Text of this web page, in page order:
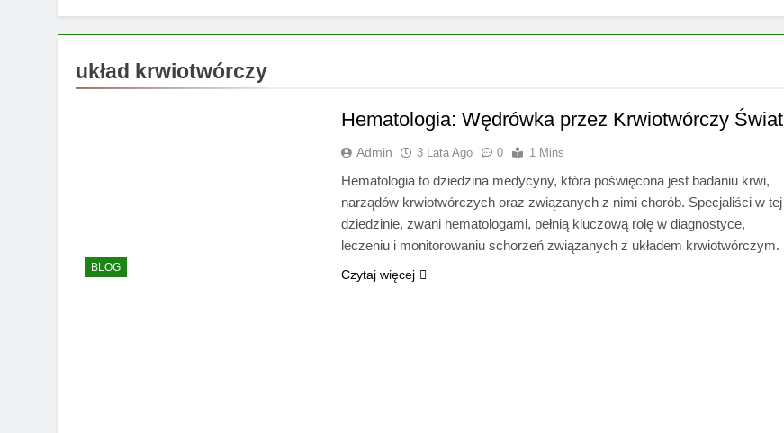
układ krwiotwórczy
BLOG
Hematologia: Wędrówka przez Krwiotwórczy Świat
Admin 3 Lata Ago 0 1 Mins
Hematologia to dziedzina medycyny, która poświęcona jest badaniu krwi,
narządów krwiotwórczych oraz związanych z nimi chorób. Specjaliści w tej
dziedzinie, zwani hematologami, pełnią kluczową rolę w diagnostyce,
leczeniu i monitorowaniu schorzeń związanych z układem krwiotwórczym.
Czytaj więcej